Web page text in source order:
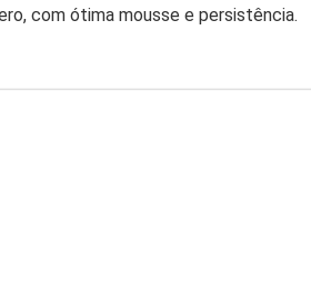
com ótima mousse e persistência.